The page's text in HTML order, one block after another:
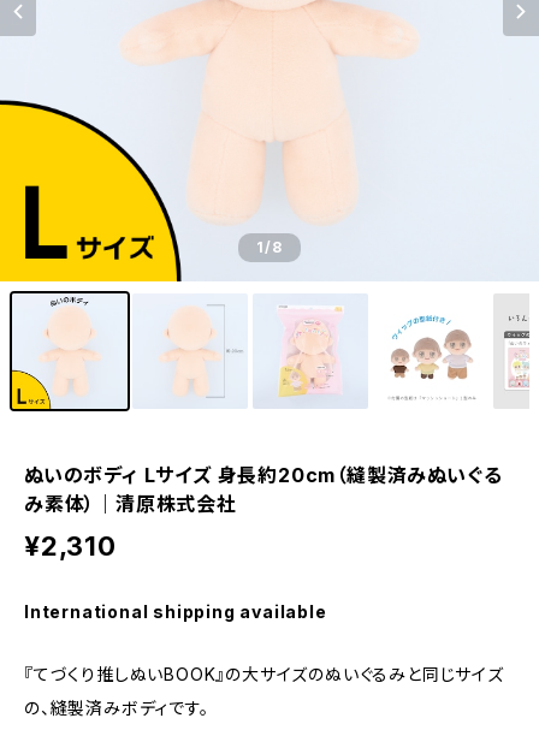
1/8
ぬいのボディ Lサイズ 身長約20cm（縫製済みぬいぐる
み素体）｜清原株式会社
¥2,310
International shipping available
『てづくり推しぬいBOOK』の大サイズのぬいぐるみと同じサイズ
の、縫製済みボディです。